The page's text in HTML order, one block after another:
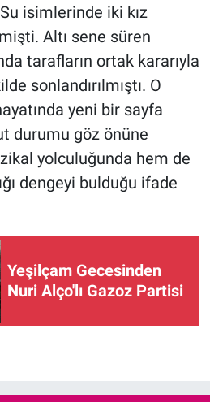
isimlerinde iki kız
Altı sene süren
tarafların ortak kararıyla
sonlandırılmıştı. O
yeni bir sayfa
durumu göz önüne
yolculuğunda hem de
dengeyi bulduğu ifade
Yeşilçam Gecesinden
Nuri Alço'lı Gazoz Partisi